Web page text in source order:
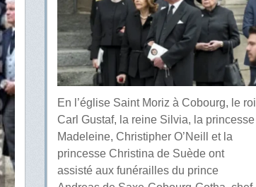
En l’église Saint Moriz à Cobourg, le roi
Carl Gustaf, la reine Silvia, la princesse
Madeleine, Christipher O’Neill et la
princesse Christina de Suède ont
assisté aux funérailles du prince